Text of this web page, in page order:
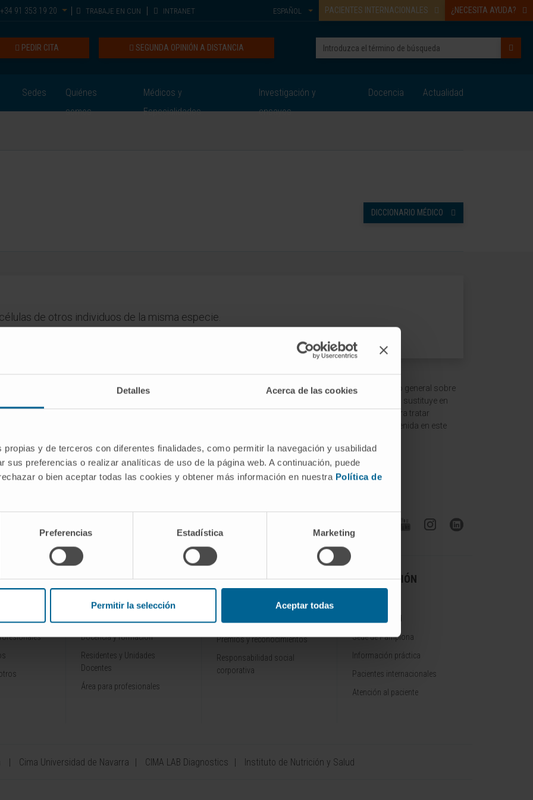
Detalles Acerca de las cookies
propias y de terceros con diferentes finalidades, como permitir la navegación y usabilidad
sus preferencias o realizar analíticas de uso de la página web. A continuación, puede
o bien aceptar todas las cookies y obtener más información en nuestra Política de
Preferencias Estadística Marketing
Permitir la selección Aceptar todas
+34 91 353 19 20 TRABAJE EN CUN INTRANET PACIENTES INTERNACIONALES ¿NECESITA AYUDA?
ESPAÑOL
SEGUNDA OPINIÓN A DISTANCIA
PEDIR CITA
Sedes
Quiénes
somos
Médicos y
Especialidades
Investigación y
ensayos
Docencia Actualidad
DICCIONARIO MÉDICO
de otros individuos de la misma especie.
de la Clínica Universidad de Navarra tiene como objetivo principal ofrecer un contexto y entendimiento general sobre
única para tomar decisiones relacionadas con la salud. Esta información es meramente informativa y no sustituye en
de profesionales de la salud. Siempre es esencial consultar a un médico o especialista para tratar
de Navarra no se responsabiliza por el uso inapropiado o la interpretación de la información contenida en este
INVESTIGACIÓN Y
Docencia y formación
Residentes y Unidades
Docentes
Área para profesionales
CONOZCA LA CLÍNICA
Tecnología
Premios y reconocimientos
Responsabilidad social
corporativa
INFORMACIÓN
Sede de Pamplona
Información práctica
Pacientes internacionales
Atención al paciente
Cima Universidad de Navarra CIMA LAB Diagnostics Instituto de Nutrición y Salud